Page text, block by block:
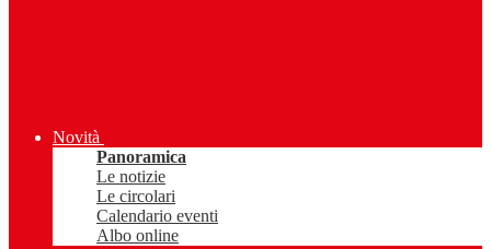
Novità
Panoramica
Le notizie
Le circolari
Calendario eventi
Albo online